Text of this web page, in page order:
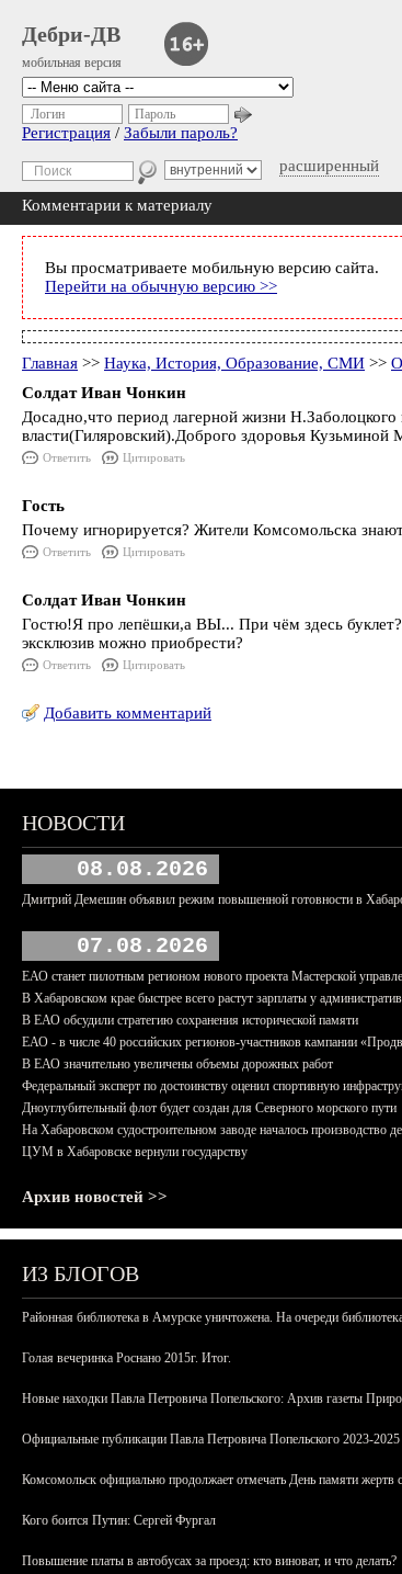
Дебри-ДВ
мобильная версия
расширенный
Логин Пароль
Регистрация / Забыли пароль?
Комментарии к материалу
Вы просматриваете мобильную версию сайта.
Перейти на обычную версию >>
Главная >> Наука, История, Образование, СМИ >>
Солдат Иван Чонкин
Досадно,что период лагерной жизни
власти(Гиляровский).Доброго здоровья Кузьминой
Ответить Цитировать
Гость
Почему игнорируется? Жители Комсомольска
Ответить Цитировать
Солдат Иван Чонкин
Гостю!Я про лепёшки,а ВЫ... При чём здесь
эксклюзив можно приобрести?
Ответить Цитировать
Добавить комментарий
НОВОСТИ
08.08.2026
Дмитрий Демешин объявил режим повышенной готовности в
07.08.2026
ЕАО станет пилотным регионом нового проекта Мастерской
В Хабаровском крае быстрее всего растут зарплаты у
В ЕАО обсудили стратегию сохранения исторической памяти
ЕАО - в числе 40 российских регионов-участников кампании
В ЕАО значительно увеличены объемы дорожных работ
Федеральный эксперт по достоинству оценил спортивную
Дноуглубительный флот будет создан для Северного морского пути
На Хабаровском судостроительном заводе началось производство
ЦУМ в Хабаровске вернули государству
Архив новостей >>
ИЗ БЛОГОВ
Районная библиотека в Амурске уничтожена. На очереди
Голая вечеринка Роснано 2015г. Итог.
Новые находки Павла Петровича Попельского: Архив газеты
Официальные публикации Павла Петровича Попельского 2023-
Комсомольск официально продолжает отмечать День памяти жертв
Кого боится Путин: Сергей Фургал
Повышение платы в автобусах за проезд: кто виноват, и что делать?